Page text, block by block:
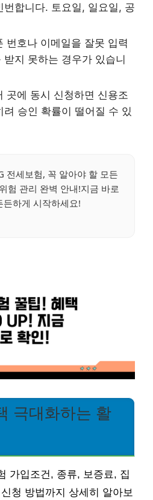
번합니다. 토요일, 일요일, 공
번호나 이메일을 잘못 입력
지 못하는 경우가 있습니
곳에 동시 신청하면 신용조
려 승인 확률이 떨어질 수 있
전세보험, 꼭 알아야 할 모든
험 관리 완벽 안내!지금 바로
든하게 시작하세요!
극대화하는 활
가입조건, 종류, 보증료, 집
청 방법까지 상세히 알아보